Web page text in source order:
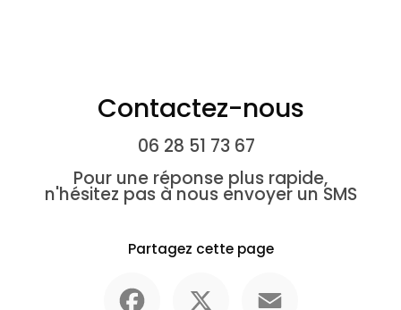
Contactez-nous
06 28 51 73 67
Pour une réponse plus rapide,
n'hésitez pas à nous envoyer un SMS
Partagez cette page